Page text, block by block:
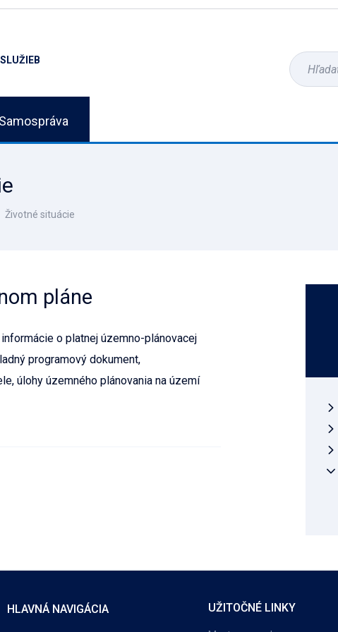
Samospráva
Životné situácie
pláne
o platnej územno-plánovacej
programový dokument,
úlohy územného plánovania na území
HLAVNÁ NAVIGÁCIA UŽITOČNÉ LINKY